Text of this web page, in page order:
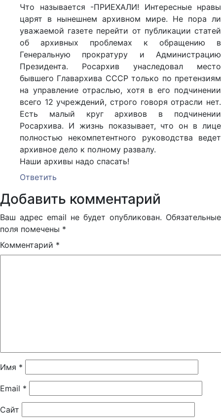
Что называется -ПРИЕХАЛИ! Интересные нравы
царят в нынешнем архивном мире. Не пора ли
уважаемой газете перейти от публикации статей
об архивных проблемах к обращению в
Генеральную прократуру и Администрацию
Президента. Росархив унаследовал место
бывшего Главархива СССР только по претензиям
на управление отраслью, хотя в его подчинении
всего 12 учреждений, строго говоря отрасли нет.
Есть малый круг архивов в подчинении
Росархива. И жизнь показывает, что он в лице
полностью некомпетентного руководства ведет
архивное дело к полному развалу.
Наши архивы надо спасать!
Ответить
Добавить комментарий
Ваш адрес email не будет опубликован. Обязательные
поля помечены *
Комментарий *
Имя *
Email *
Сайт